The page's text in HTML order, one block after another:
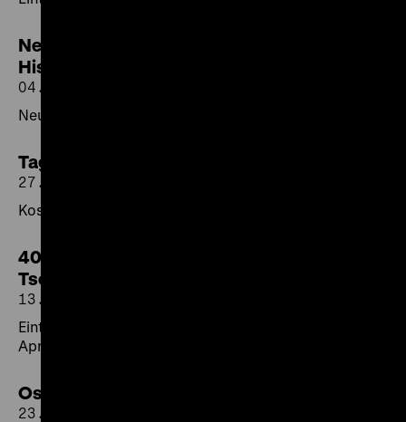
Neues Corporate Design für das Deutsche
Historische Museum
04.05.2026
Neue Farben, neue Schrift und drei kleine Buchstaben
Tag des Wolfes am 30. April 2026
27.04.2026
Kostenfreie Themenführungen
40. Jahrestag Reaktorkatastrophe von
Tschernobyl
13.04.2026
Eintritt frei und kostenlose Themenführungen am 26.
April 2026
Osterferien im DHM
23.03.2026